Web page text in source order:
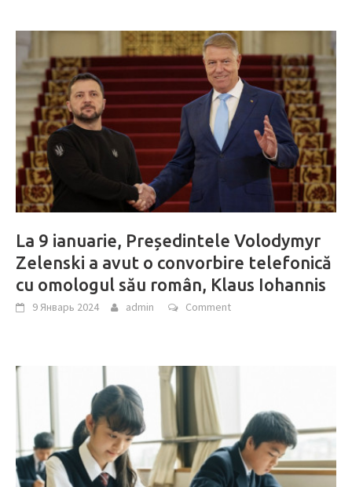
La 9 ianuarie, Președintele Volodymyr
Zelenski a avut o convorbire telefonică
cu omologul său român, Klaus Iohannis
9 Январь 2024 admin Comment